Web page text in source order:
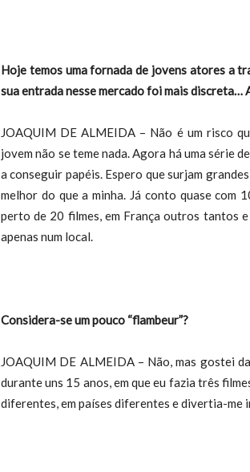
Hoje temos uma fornada de jovens atores a
sua entrada nesse mercado foi mais discreta…
JOAQUIM DE ALMEIDA – Não é um risco
jovem não se teme nada. Agora há uma série
a conseguir papéis. Espero que surjam
melhor do que a minha. Já conto quase com
perto de 20 filmes, em França outros tantos
apenas num local.
Considera-se um pouco “flambeur”?
JOAQUIM DE ALMEIDA – Não, mas gostei
durante uns 15 anos, em que eu fazia três
diferentes, em países diferentes e divertia-me